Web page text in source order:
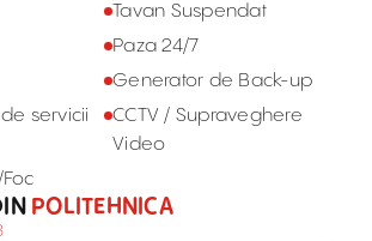
Tavan Suspendat
Paza 24/7
Generator de Back-up
servicii
CCTV / Supraveghere
Video
POLITEHNICA